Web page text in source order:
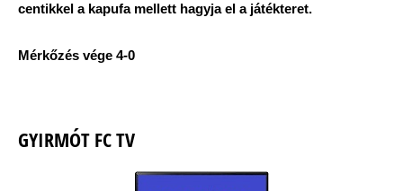
centikkel a kapufa mellett hagyja el a játékteret.
Mérkőzés vége 4-0
GYIRMÓT FC TV